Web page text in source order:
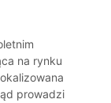
na rynku
prowadzi